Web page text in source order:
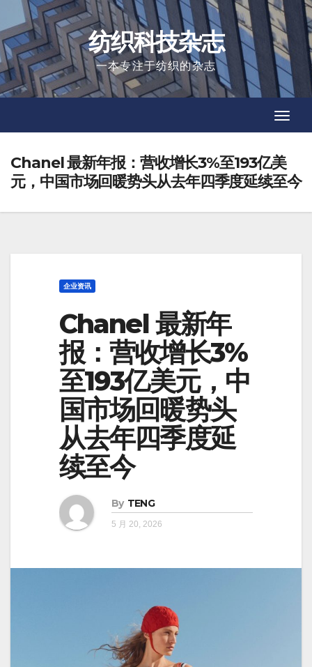
to
content
纺织科技杂志
一本专注于纺织的杂志
Chanel 最新年报：营收增长3%至193亿美
元，中国市场回暖势头从去年四季度延续至今
企业资讯
Chanel 最新年
报：营收增长3%
至193亿美元，中
国市场回暖势头
从去年四季度延
续至今
By TENG
5 月 20, 2026